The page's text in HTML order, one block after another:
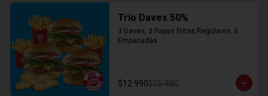
Trio Daves 50%
3 Daves, 3 Papas Fritas Regulares, 6
Empanadas
$12.990$25.980